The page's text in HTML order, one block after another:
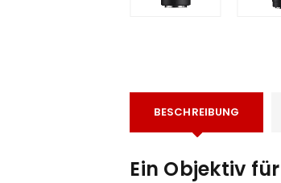
BESCHREIBUNG
Ein Objektiv